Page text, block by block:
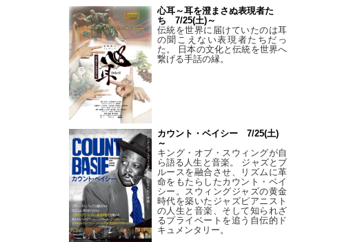
心耳～耳を澄まさぬ表現者た
ち 7/25(土)～
伝統を世界に届けていたのは耳
の聞こえない表現者たちだっ
た。 日本の文化と伝統を世界へ
繋げる手話の縁。
カウント・ベイシー 7/25(土)
～
キング・オブ・スウィングが自
ら語る人生と音楽。 ジャズとブ
ルースを融合させ、リズムに革
命をもたらしたカウント・ベイ
シー。スウィングジャズの黄金
時代を築いたジャズピアニスト
の人生と音楽、そして知られざ
るプライベートを追う自伝的ド
キュメンタリー。